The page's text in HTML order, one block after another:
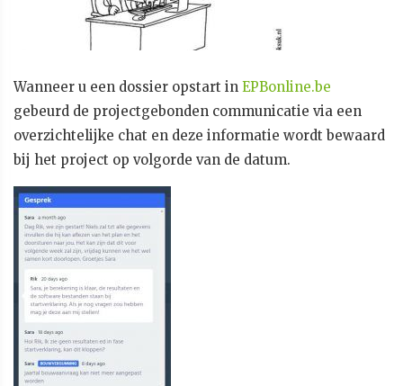
Wanneer u een dossier opstart in EPBonline.be
gebeurd de projectgebonden communicatie via een
overzichtelijke chat en deze informatie wordt bewaard
bij het project op volgorde van de datum.